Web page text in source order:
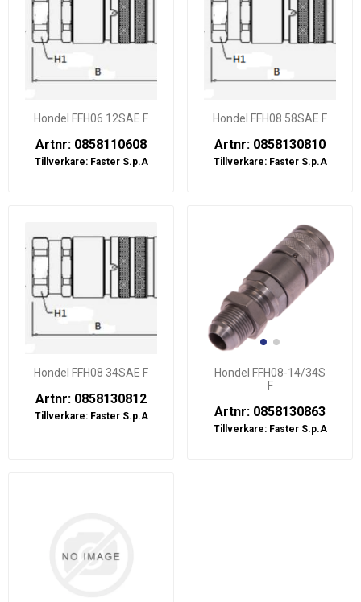
Hondel FFH06 12SAE F
Artnr: 0858110608
Tillverkare: Faster S.p.A
Hondel FFH08 58SAE F
Artnr: 0858130810
Tillverkare: Faster S.p.A
Hondel FFH08 34SAE F
Artnr: 0858130812
Tillverkare: Faster S.p.A
Hondel FFH08-14/34S
F
Artnr: 0858130863
Tillverkare: Faster S.p.A